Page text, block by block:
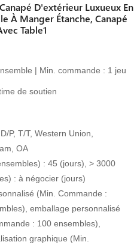
D'extérieur Luxueux En
À Manger Étanche, Canapé
Table1
| Min. commande : 1 jeu
de soutien
P, T/T, Western Union,
OA
: 45 (jours), > 3000
: à négocier (jours)
(Min. Commande :
emballage personnalisé
: 100 ensembles),
graphique (Min.